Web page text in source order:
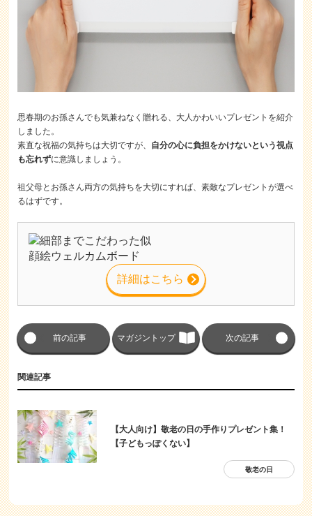
思春期のお孫さんでも気兼ねなく贈れる、大人かわいいプレゼントを紹介
しました。
素直な祝福の気持ちは大切ですが、 自分の心に負担をかけないという視点
も忘れずに意識しましょう。
祖父母とお孫さん両方の気持ちを大切にすれば、素敵なプレゼントが選べ
るはずです。
詳細はこちら
前の記事 マガジントップ 次の記事
関連記事
【大人向け】敬老の日の手作りプレゼント集！
【子どもっぽくない】
敬老の日